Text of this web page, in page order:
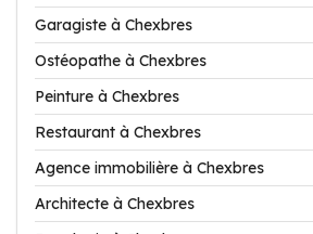
Garagiste à Chexbres
Ostéopathe à Chexbres
Peinture à Chexbres
Restaurant à Chexbres
Agence immobilière à Chexbres
Architecte à Chexbres